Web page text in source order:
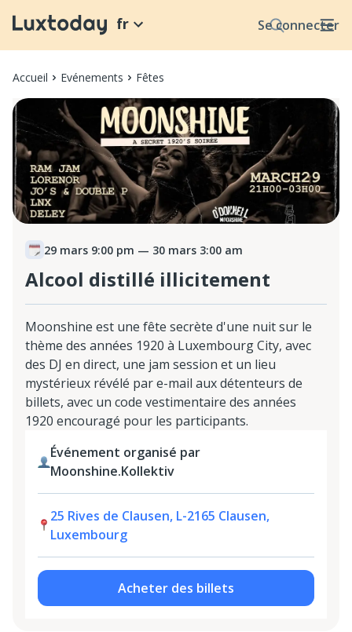
Se connecter
fr
Accueil Evénements Fêtes
29 mars 9:00 pm — 30 mars 3:00 am
Alcool distillé illicitement
Moonshine est une fête secrète d'une nuit sur le
thème des années 1920 à Luxembourg City, avec
des DJ en direct, une jam session et un lieu
mystérieux révélé par e-mail aux détenteurs de
billets, avec un code vestimentaire des années
1920 encouragé pour les participants.
Événement organisé par
Moonshine.Kollektiv
25 Rives de Clausen, L-2165 Clausen,
Luxembourg
Acheter des billets